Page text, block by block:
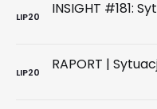
LIP20
LIP20